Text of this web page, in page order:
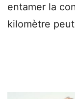
entamer la
kilomètre